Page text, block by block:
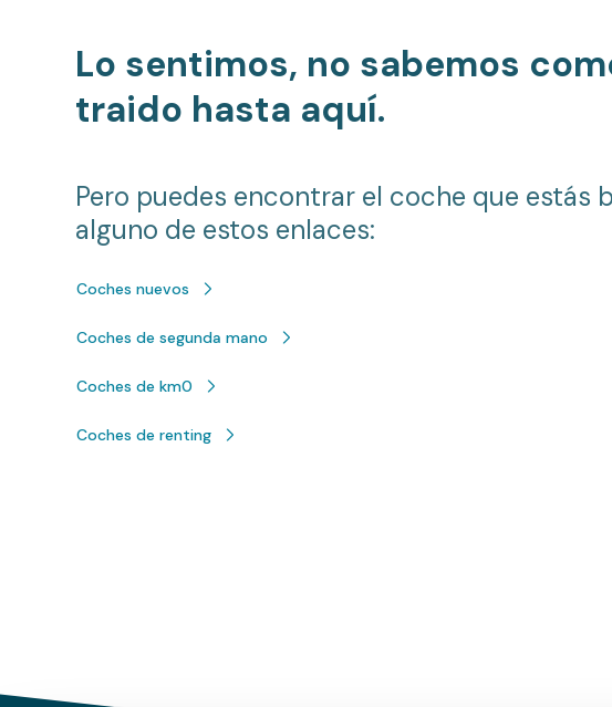
Lo sentimos, no sabemos
traido hasta aquí.
Pero puedes encontrar el coche que estás
alguno de estos enlaces:
Coches nuevos
Coches de segunda mano
Coches de km0
Coches de renting